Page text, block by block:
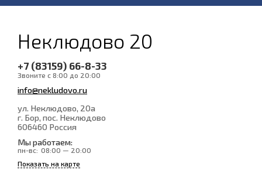
Неклюдово 20
+7 (83159) 66-8-33
Звоните с 8:00 до 20:00
info@nekludovo.ru
ул. Неклюдово, 20а
г. Бор, пос. Неклюдово
606460 Россия
Мы работаем:
пн-вс: 08:00 — 20:00
Показать на карте